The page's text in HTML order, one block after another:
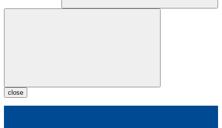
close